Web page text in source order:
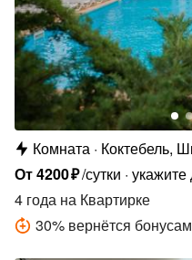
Комната Коктебель,
От4200₽/сутки укажите
4 года на Квартирке
30% вернётся